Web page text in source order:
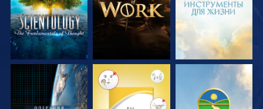
СМОТРЕТЬ СМОТРЕТЬ СМОТРЕТЬ